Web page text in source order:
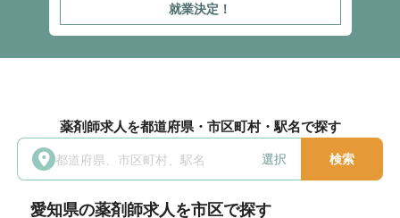
就業決定！
薬剤師求人を都道府県・市区町村・駅名で探す
選択 検索
愛知県の薬剤師求人を市区で探す